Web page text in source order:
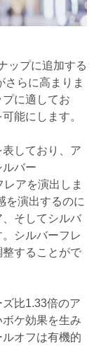
ップに追加する
さらに高まりま
に適してお
能にします。
表しており、ア
バー
レアを演出しま
を演出するのに
そしてシルバ
シルバーフレ
することがで
ズ比1.33倍のア
ケ効果を生み
オフは有機的